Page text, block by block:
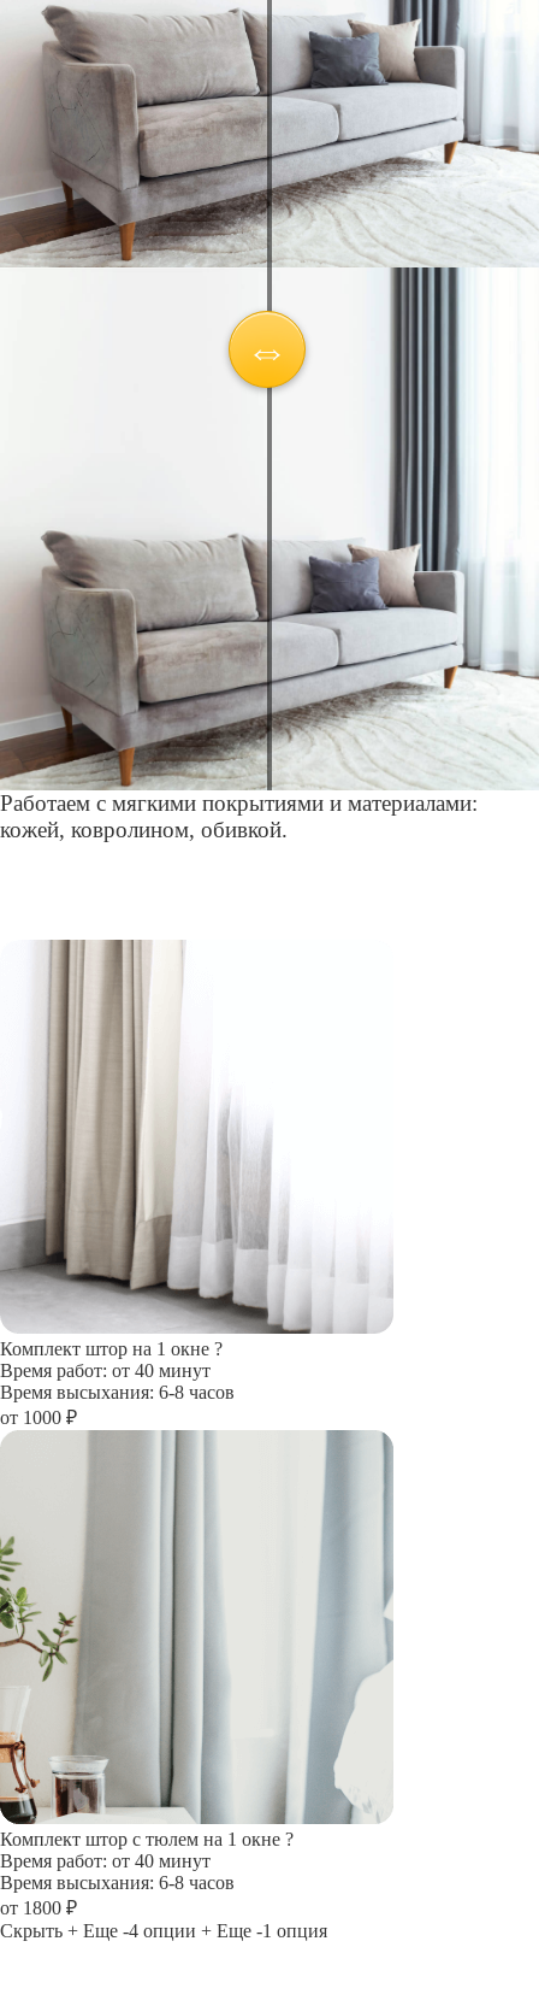
Работаем с мягкими покрытиями и материалами:
кожей, ковролином, обивкой.
Комплект штор на 1 окне ?
Время работ: от 40 минут
Время высыхания: 6-8 часов
от 1000 ₽
Комплект штор с тюлем на 1 окне ?
Время работ: от 40 минут
Время высыхания: 6-8 часов
от 1800 ₽
Скрыть + Еще -4 опции + Еще -1 опция